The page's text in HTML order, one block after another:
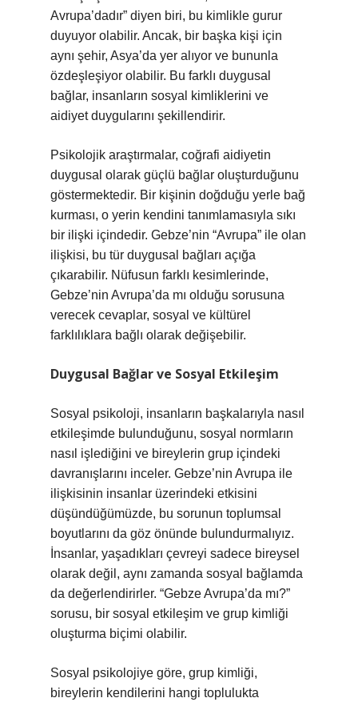
Avrupa’dadır” diyen biri, bu kimlikle gurur
duyuyor olabilir. Ancak, bir başka kişi için
aynı şehir, Asya’da yer alıyor ve bununla
özdeşleşiyor olabilir. Bu farklı duygusal
bağlar, insanların sosyal kimliklerini ve
aidiyet duygularını şekillendirir.
Psikolojik araştırmalar, coğrafi aidiyetin
duygusal olarak güçlü bağlar oluşturduğunu
göstermektedir. Bir kişinin doğduğu yerle bağ
kurması, o yerin kendini tanımlamasıyla sıkı
bir ilişki içindedir. Gebze’nin “Avrupa” ile olan
ilişkisi, bu tür duygusal bağları açığa
çıkarabilir. Nüfusun farklı kesimlerinde,
Gebze’nin Avrupa’da mı olduğu sorusuna
verecek cevaplar, sosyal ve kültürel
farklılıklara bağlı olarak değişebilir.
Duygusal Bağlar ve Sosyal Etkileşim
Sosyal psikoloji, insanların başkalarıyla nasıl
etkileşimde bulunduğunu, sosyal normların
nasıl işlediğini ve bireylerin grup içindeki
davranışlarını inceler. Gebze’nin Avrupa ile
ilişkisinin insanlar üzerindeki etkisini
düşündüğümüzde, bu sorunun toplumsal
boyutlarını da göz önünde bulundurmalıyız.
İnsanlar, yaşadıkları çevreyi sadece bireysel
olarak değil, aynı zamanda sosyal bağlamda
da değerlendirirler. “Gebze Avrupa’da mı?”
sorusu, bir sosyal etkileşim ve grup kimliği
oluşturma biçimi olabilir.
Sosyal psikolojiye göre, grup kimliği,
bireylerin kendilerini hangi toplulukta